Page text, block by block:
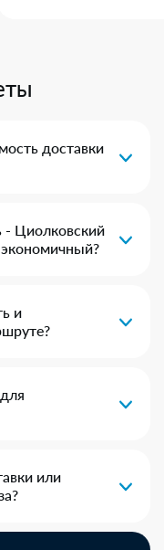
доставки
- Циолковский
и
или